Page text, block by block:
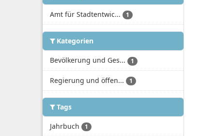
Amt für Stadtentwic... 1
Kategorien
Bevölkerung und Ges... 1
Regierung und öffen... 1
Tags
Jahrbuch 1